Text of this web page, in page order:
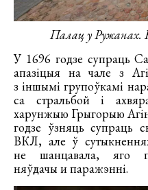
Палац у Ружанах.
У 1696 годзе супраць
апазіцыя на чале з
з іншымі групоўкамі
са стральбой і
харунжыю Грыгорыю
годзе ўзняць супраць
ВКЛ, але ў
не шанцавала, яго
няўдачы и паражэнні.